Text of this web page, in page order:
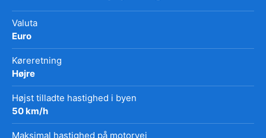
Valuta
Euro
Køreretning
Højre
Højst tilladte hastighed i byen
50 km/h
Maksimal hastighed på motorvej